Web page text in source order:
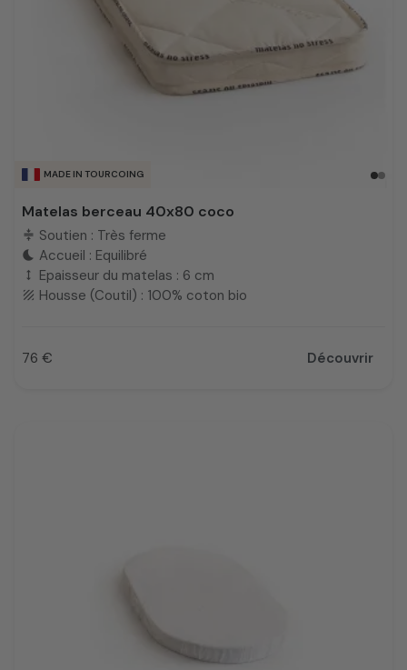
MADE IN TOURCOING
Matelas berceau 40x80 coco
compress Soutien : Très ferme
bedtime Accueil : Equilibré
height Epaisseur du matelas : 6 cm
texture Housse (Coutil) : 100% coton bio
Prix
76 € Découvrir